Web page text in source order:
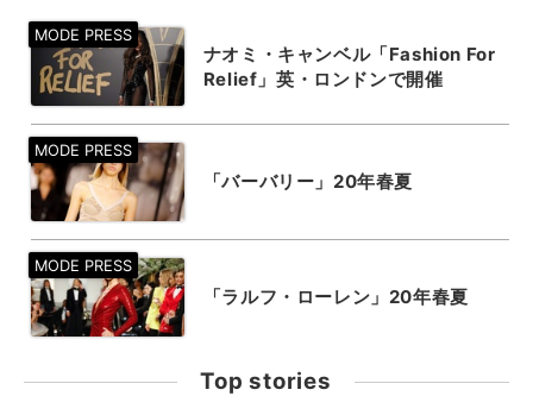
ナオミ・キャンベル「Fashion For
Relief」英・ロンドンで開催
「バーバリー」20年春夏
「ラルフ・ローレン」20年春夏
Top stories